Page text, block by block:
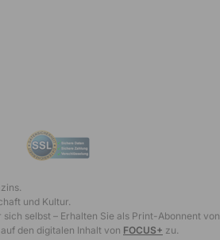
und Kultur.
selbst – Erhalten Sie als Print-Abonnent von
den digitalen Inhalt von FOCUS+ zu.